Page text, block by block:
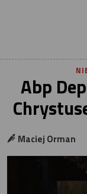
Abp
Maciej Orman